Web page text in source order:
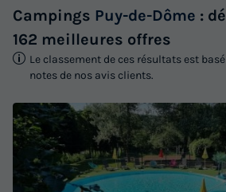
Campings Puy-de-Dôme :
162 meilleures offres
Le classement de ces résultats est
notes de nos avis clients.